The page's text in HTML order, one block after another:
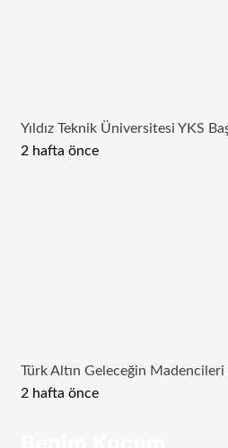
Yıldız Teknik Üniversitesi YKS
2 hafta önce
Türk Altın Geleceğin
2 hafta önce